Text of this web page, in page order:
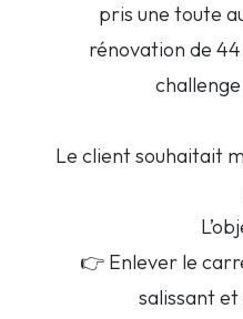
pris une toute
rénovation de
Le client souhaitait
👉 Enlever le
salissant